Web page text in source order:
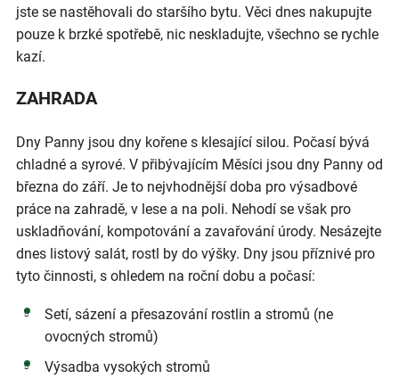
jste se nastěhovali do staršího bytu. Věci dnes nakupujte
pouze k brzké spotřebě, nic neskladujte, všechno se rychle
kazí.
ZAHRADA
Dny Panny jsou dny kořene s klesající silou. Počasí bývá
chladné a syrové. V přibývajícím Měsíci jsou dny Panny od
března do září. Je to nejvhodnější doba pro výsadbové
práce na zahradě, v lese a na poli. Nehodí se však pro
uskladňování, kompotování a zavařování úrody. Nesázejte
dnes listový salát, rostl by do výšky. Dny jsou příznivé pro
tyto činnosti, s ohledem na roční dobu a počasí:
Setí, sázení a přesazování rostlin a stromů (ne
ovocných stromů)
Výsadba vysokých stromů